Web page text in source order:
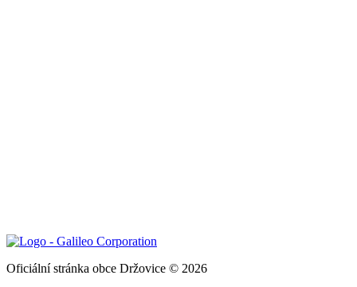
Oficiální stránka obce Držovice © 2026